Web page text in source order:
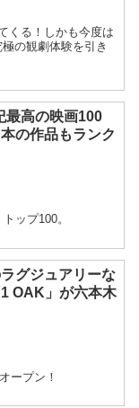
くる！しかも今度は
の観劇体験を引き
最高の映画100
の作品もランク
ップ100。
グジュアリーな
OAK」が六本木
ープン！